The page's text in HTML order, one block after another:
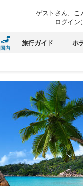
ゲストさん、こ
ログイン
国内
旅行ガイド ホ